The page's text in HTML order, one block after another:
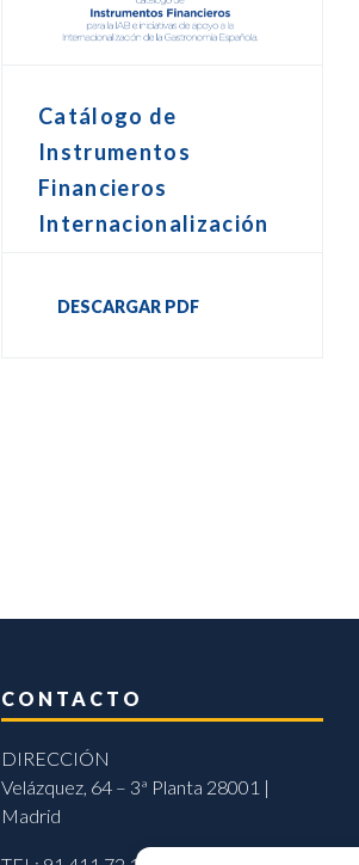
Catálogo de
Instrumentos
Financieros
Internacionalización
DESCARGAR PDF
CONTACTO
DIRECCIÓN
Velázquez, 64 – 3ª Planta 28001 |
Madrid